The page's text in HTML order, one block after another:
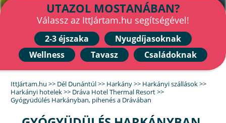
UTAZOL MOSTANÁBAN?
Válassz az IttJártam.hu segítségével!
2-3 éjszaka
Nyugdíjasoknak
Wellness
Tavasz Családoknak
IttJártam.hu >> Dél Dunántúl>> Harkány>> Harkányi szállások>>
Harkányi hotelek>> Dráva Hotel Thermal Resort>>
Gyógyüdülés Harkányban, pihenés a Drávában